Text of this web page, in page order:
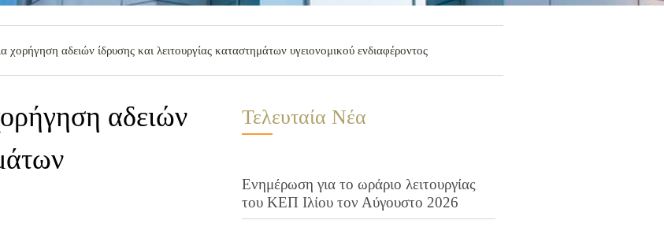
αδειών ίδρυσης και λειτουργίας καταστημάτων υγειονομικού ενδιαφέροντος
αδειών
Τελευταία Νέα
Ενημέρωση για το ωράριο λειτουργίας
του ΚΕΠ Ιλίου τον Αύγουστο 2026